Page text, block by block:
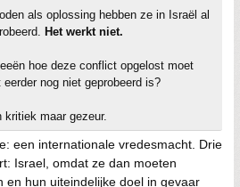
als oplossing hebben ze in Israël al
Het werkt niet.
hoe deze conflict opgelost moet
nog niet geprobeerd is?
kritiek maar gezeur.
een internationale vredesmacht. Drie
Israel, omdat ze dan moeten
en hun uiteindelijke doel in gevaar